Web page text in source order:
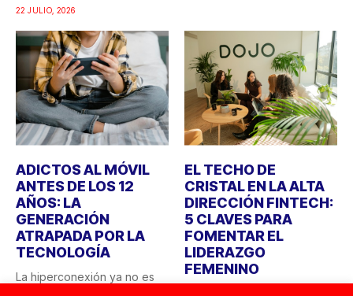
22 JULIO, 2026
ADICTOS AL MÓVIL
ANTES DE LOS 12
AÑOS: LA
GENERACIÓN
ATRAPADA POR LA
TECNOLOGÍA
La hiperconexión ya no es
EL TECHO DE
CRISTAL EN LA ALTA
DIRECCIÓN FINTECH:
5 CLAVES PARA
FOMENTAR EL
LIDERAZGO
FEMENINO